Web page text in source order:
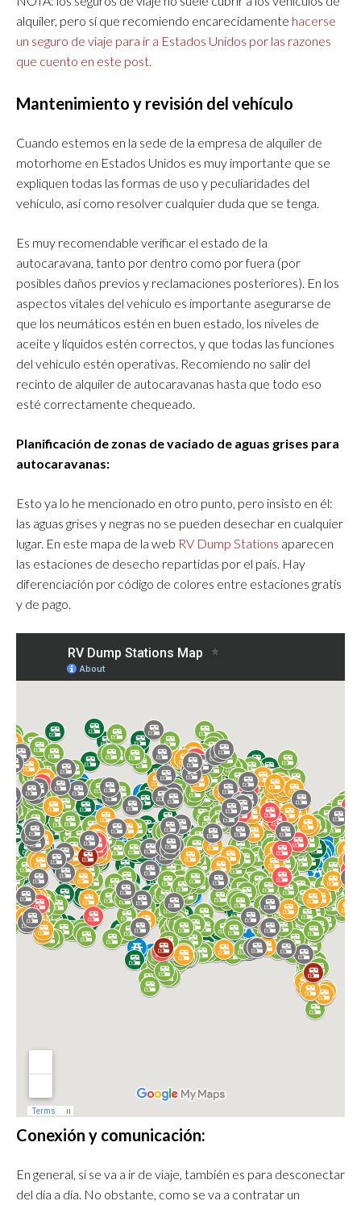
alquiler, pero sí que recomiendo encarecidamente hacerse
un seguro de viaje para ir a Estados Unidos por las razones
que cuento en este post.
Mantenimiento y revisión del vehículo
Cuando estemos en la sede de la empresa de alquiler de
motorhome en Estados Unidos es muy importante que se
expliquen todas las formas de uso y peculiaridades del
vehículo, así como resolver cualquier duda que se tenga.
Es muy recomendable verificar el estado de la
autocaravana, tanto por dentro como por fuera (por
posibles daños previos y reclamaciones posteriores). En los
aspectos vitales del vehículo es importante asegurarse de
que los neumáticos estén en buen estado, los niveles de
aceite y líquidos estén correctos, y que todas las funciones
del vehículo estén operativas. Recomiendo no salir del
recinto de alquiler de autocaravanas hasta que todo eso
esté correctamente chequeado.
Planificación de zonas de vaciado de aguas grises para
autocaravanas:
Esto ya lo he mencionado en otro punto, pero insisto en él:
las aguas grises y negras no se pueden desechar en cualquier
lugar. En este mapa de la web RV Dump Stations aparecen
las estaciones de desecho repartidas por el país. Hay
diferenciación por código de colores entre estaciones gratis
y de pago.
Conexión y comunicación:
En general, si se va a ir de viaje, también es para desconectar
del día a día. No obstante, como se va a contratar un